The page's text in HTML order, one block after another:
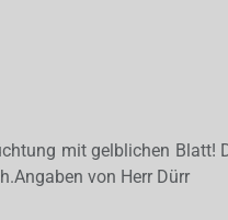
mit gelblichen Blatt!
von Herr Dürr